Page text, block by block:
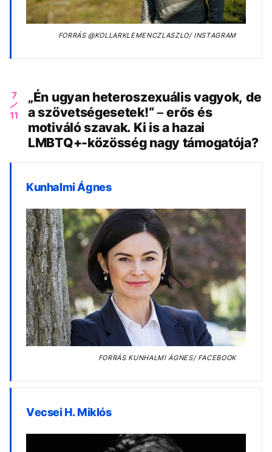
FORRÁS@KOLLARKLEMENCZLASZLO/ INSTAGRAM
7
11
„Én ugyan heteroszexuális vagyok, de
a szövetségesetek!“ – erős és
motiváló szavak. Ki is a hazai
LMBTQ+-közösség nagy támogatója?
Kunhalmi Ágnes
FORRÁSKUNHALMI ÁGNES/ FACEBOOK
Vecsei H. Miklós